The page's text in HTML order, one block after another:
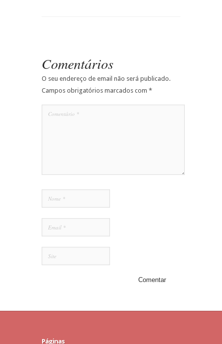
Comentários
O seu endereço de email não será publicado.
Campos obrigatórios marcados com *
Páginas